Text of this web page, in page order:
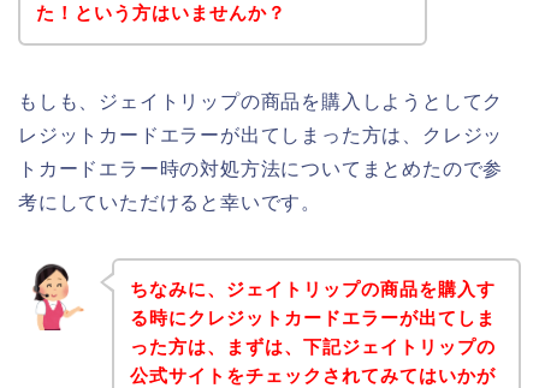
た！という方はいませんか？
もしも、ジェイトリップの商品を購入しようとしてク
レジットカードエラーが出てしまった方は、クレジッ
トカードエラー時の対処方法についてまとめたので参
考にしていただけると幸いです。
ちなみに、ジェイトリップの商品を購入す
る時にクレジットカードエラーが出てしま
った方は、まずは、下記ジェイトリップの
公式サイトをチェックされてみてはいかが